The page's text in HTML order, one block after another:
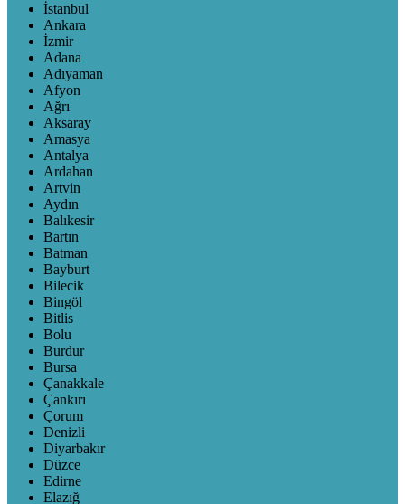
İstanbul
Ankara
İzmir
Adana
Adıyaman
Afyon
Ağrı
Aksaray
Amasya
Antalya
Ardahan
Artvin
Aydın
Balıkesir
Bartın
Batman
Bayburt
Bilecik
Bingöl
Bitlis
Bolu
Burdur
Bursa
Çanakkale
Çankırı
Çorum
Denizli
Diyarbakır
Düzce
Edirne
Elazığ